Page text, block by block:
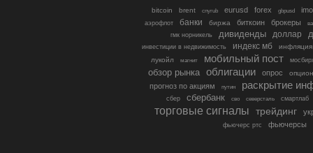
bitcoin brent cnyrub eurusd forex gbpusd
аэрофлот банки биржа биткоин брокеры
гмк норникель
дивиденды доллар
инвестиции в недвижимость индекс мб
инфляция
лукойл
магнит мобильный пост
обзор рынка облигации опрос
прогноз по акциям путин раскрытие
сбер сбербанк сво северсталь смартлаб
торговые сигналы трейдинг
фьючерс ртс фьючерсы